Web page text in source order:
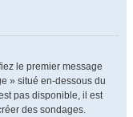
le premier message
» situé en-dessous du
pas disponible, il est
des sondages.